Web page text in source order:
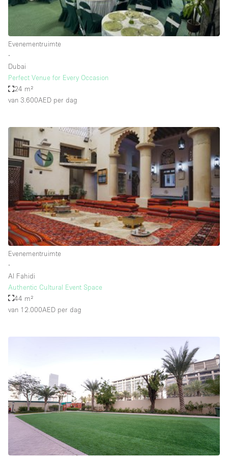
Haussmann-stijl
Industrieel
Internet
Keuken
Lift
Meerdere kamers
Meubilair
Privé-parkeerplaats
RAW
Schitterend uitzicht
Smoking Area
Straatniveau
Tuin
Verlichting
Verwarming
Voorraadkamer
Water Access
Evenementruimte
∙
Dubai
Perfect Venue for Every Occasion
24 m²
van 3.600AED per dag
Evenementruimte
∙
Al Fahidi
Authentic Cultural Event Space
44 m²
van 12.000AED per dag